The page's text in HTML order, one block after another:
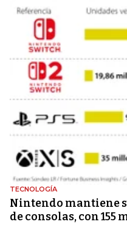
TECNOLOGÍA
Nintendo mantiene
de consolas, con 155